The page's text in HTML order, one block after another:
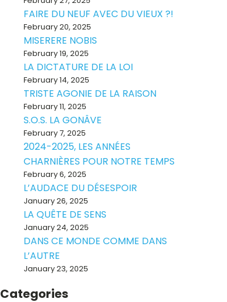
FAIRE DU NEUF AVEC DU VIEUX ?!
February 20, 2025
MISERERE NOBIS
February 19, 2025
LA DICTATURE DE LA LOI
February 14, 2025
TRISTE AGONIE DE LA RAISON
February 11, 2025
S.O.S. LA GONÂVE
February 7, 2025
2024-2025, LES ANNÉES
CHARNIÈRES POUR NOTRE TEMPS
February 6, 2025
L’AUDACE DU DÉSESPOIR
January 26, 2025
LA QUÊTE DE SENS
January 24, 2025
DANS CE MONDE COMME DANS
L’AUTRE
January 23, 2025
Categories